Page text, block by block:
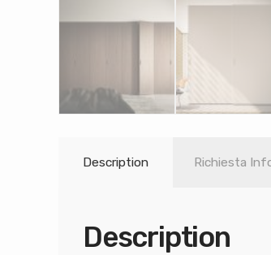
Description Richiesta
Description